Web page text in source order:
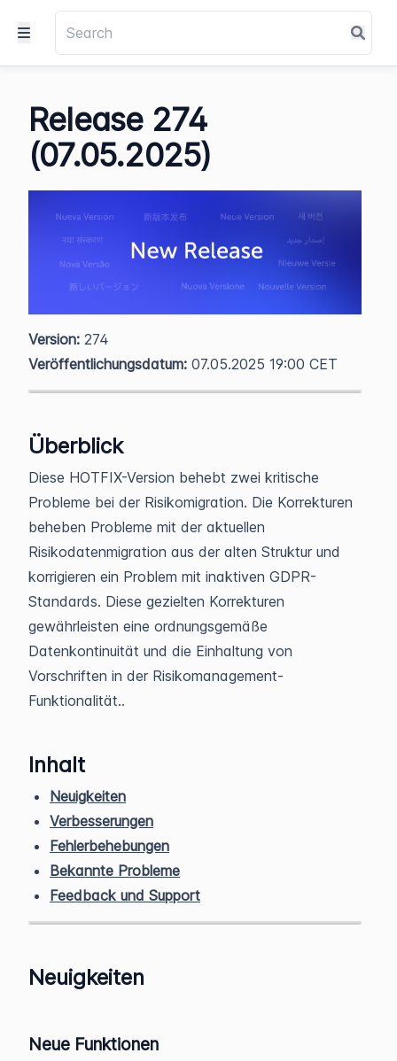
Release 274
(07.05.2025)
Version: 274
Veröffentlichungsdatum: 07.05.2025 19:00 CET
Überblick
Diese HOTFIX-Version behebt zwei kritische
Probleme bei der Risikomigration. Die Korrekturen
beheben Probleme mit der aktuellen
Risikodatenmigration aus der alten Struktur und
korrigieren ein Problem mit inaktiven GDPR-
Standards. Diese gezielten Korrekturen
gewährleisten eine ordnungsgemäße
Datenkontinuität und die Einhaltung von
Vorschriften in der Risikomanagement-
Funktionalität..
Inhalt
Neuigkeiten
Verbesserungen
Fehlerbehebungen
Bekannte Probleme
Feedback und Support
Neuigkeiten
Neue Funktionen